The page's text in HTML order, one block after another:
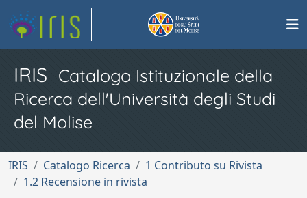
IRIS Catalogo Istituzionale della
Ricerca dell'Università degli Studi
del Molise
IRIS Catalogo Ricerca
1 Contributo su Rivista
1.2 Recensione in rivista